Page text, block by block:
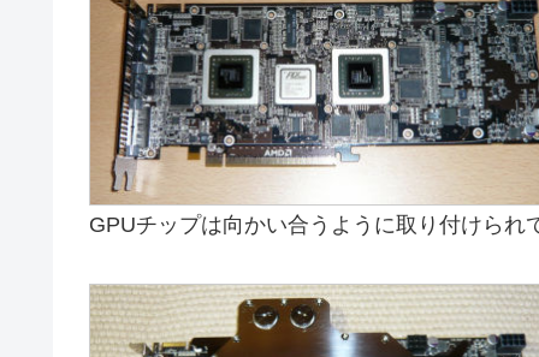
GPUチップは向かい合うように取り付けられ